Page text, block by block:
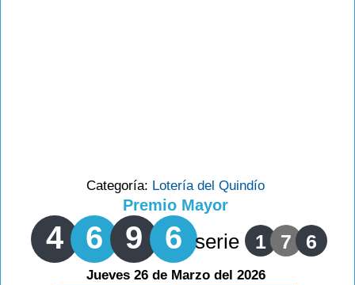
Categoría: Lotería del Quindío
Premio Mayor
4 6 9 6 serie 1 7 6
Jueves 26 de Marzo del 2026